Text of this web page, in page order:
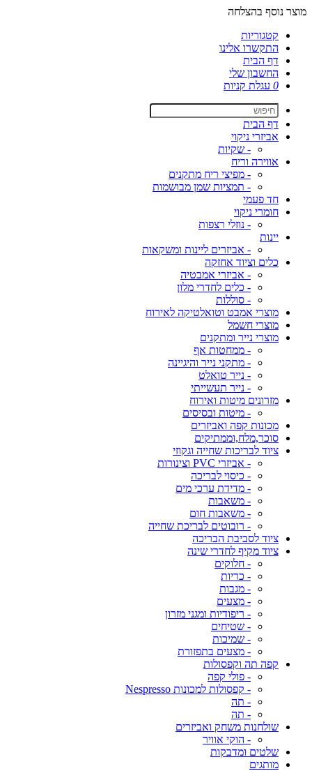
מוצר נוסף בהצלחה
קטגוריות
התקשרו אלינו
דף הבית
החשבון שלי
0 עגלת קניות
דף הבית
אביזרי ניקוי
- שקיות
אווירה וריח
- מפיצי ריח מתקנים
- תמציות שמן מבושמות
חד פעמי
חומרי ניקוי
- נוזלי רצפות
יינות
- אביזרים ליינות ומשקאות
כלים וציוד אחזקה
- אביזרי אמבטיה
- כלים לחדרי מלון
- סוללות
מוצרי אמבט וטואלטיקה לאירוח
מוצרי חשמל
מוצרי נייר ומתקנים
- ממחטות אף
- מתקני נייר והיגיינה
- נייר טואלט
- נייר תעשייתי
מזרונים מיטות ואירוח
- מיטות ובסיסים
מכונות קפה ואביזרים
סוכר,מלח,וממתיקים
ציוד לבריכות שחייה וגקוזי
- אביזרי PVC וצינורות
- כיסוי לבריכה
- מדידת ערכי מים
- משאבות
- משאבות חום
- רובוטים לבריכת שחייה
ציוד לסביבת הבריכה
ציוד מקיף לחדרי שינה
- חלוקים
- כריות
- מגבות
- מצעים
- ריפודיות ומגני מזרון
- שטיחים
- שמיכות
- מצעים בתפזורת
קפה תה וקפסולות
- פולי קפה
- קפסולות למכונות Nespresso
- תה
- תה
שולחנות משחק ואביזרים
- הוקי אוויר
שלטים ומדבקות
מותגים